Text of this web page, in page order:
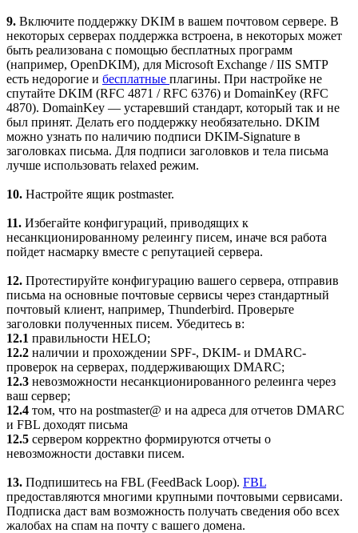
9. Включите поддержку DKIM в вашем почтовом сервере. В
некоторых серверах поддержка встроена, в некоторых может
быть реализована с помощью бесплатных программ
(например, OpenDKIM), для Microsoft Exchange / IIS SMTP
есть недорогие и бесплатные плагины. При настройке не
спутайте DKIM (RFC 4871 / RFC 6376) и DomainKey (RFC
4870). DomainKey — устаревший стандарт, который так и не
был принят. Делать его поддержку необязательно. DKIM
можно узнать по наличию подписи DKIM-Signature в
заголовках письма. Для подписи заголовков и тела письма
лучше использовать relaxed режим.
10. Настройте ящик postmaster.
11. Избегайте конфигураций, приводящих к
несанкционированному релеингу писем, иначе вся работа
пойдет насмарку вместе с репутацией сервера.
12. Протестируйте конфигурацию вашего сервера, отправив
письма на основные почтовые сервисы через стандартный
почтовый клиент, например, Thunderbird. Проверьте
заголовки полученных писем. Убедитесь в:
12.1 правильности HELO;
12.2 наличии и прохождении SPF-, DKIM- и DMARC-
проверок на серверах, поддерживающих DMARC;
12.3 невозможности несанкционированного релеинга через
ваш сервер;
12.4 том, что на postmaster@ и на адреса для отчетов DMARC
и FBL доходят письма
12.5 сервером корректно формируются отчеты о
невозможности доставки писем.
13. Подпишитесь на FBL (FeedBack Loop). FBL
предоставляются многими крупными почтовыми сервисами.
Подписка даст вам возможность получать сведения обо всех
жалобах на спам на почту с вашего домена.